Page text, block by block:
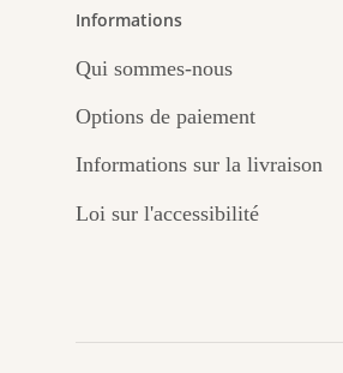
Informations
Qui sommes-nous
Options de paiement
Informations sur la livraison
Loi sur l'accessibilité